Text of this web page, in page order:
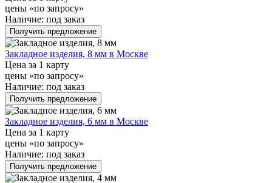
цены «по запросу»
Наличие: под заказ
Получить предложение
Закладное изделия, 8 мм в Москве
Цена за 1 карту
цены «по запросу»
Наличие: под заказ
Получить предложение
Закладное изделия, 6 мм в Москве
Цена за 1 карту
цены «по запросу»
Наличие: под заказ
Получить предложение